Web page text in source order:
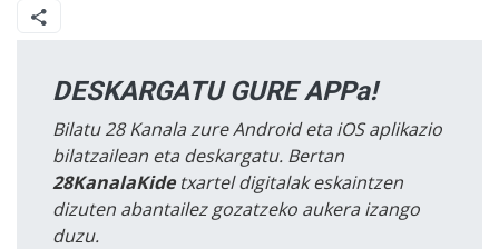
DESKARGATU GURE APPa!
Bilatu 28 Kanala zure Android eta iOS aplikazio
bilatzailean eta deskargatu. Bertan
28KanalaKidetxartel digitalak eskaintzen
dizuten abantailez gozatzeko aukera izango
duzu.